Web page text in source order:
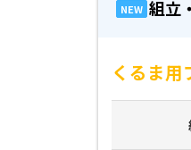
NEW 組立
くるま